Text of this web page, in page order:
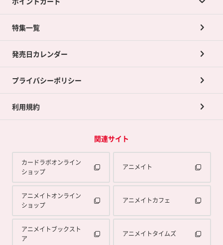
店舗買取について
ネット買取について
買取承諾書について
ポイントカードTOP
ポイント交換景品
特集一覧
発売日カレンダー
プライバシーポリシー
利用規約
関連サイト
カードラボオンライン
ショップ
アニメイト
アニメイトオンライン
ショップ
アニメイトカフェ
アニメイトブックスト
ア
アニメイトタイムズ